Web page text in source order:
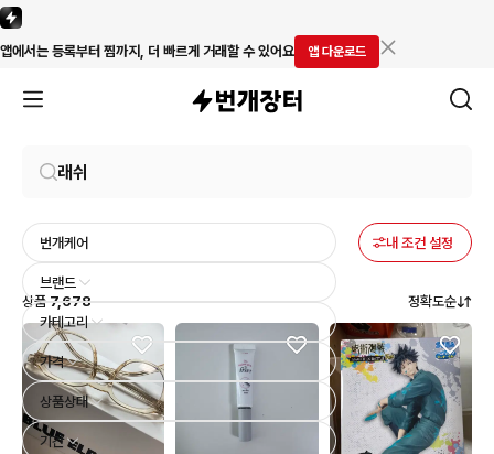
앱에서는 등록부터 찜까지, 더 빠르게 거래할 수 있어요 앱 다운로드
번개케어
브랜드
카테고리
가격
상품상태
기간
내 조건 설정
상품 7,678 정확도순